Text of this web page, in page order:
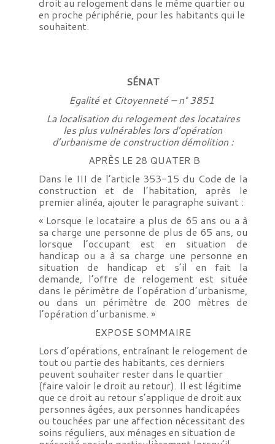
en proche périphérie, pour les habitants qui le
souhaitent.
SÉNAT
Egalité et Citoyenneté – n° 3851
La localisation du relogement des locataires
les plus vulnérables lors d’opération
d’urbanisme de construction démolition :
APRÈS LE 28 QUATER B
Dans le III de l’article 353-15 du Code de la
construction et de l’habitation, après le
premier alinéa, ajouter le paragraphe suivant :
« Lorsque le locataire a plus de 65 ans ou a à
sa charge une personne de plus de 65 ans, ou
lorsque l’occupant est en situation de
handicap ou a à sa charge une personne en
situation de handicap et s’il en fait la
demande, l’offre de relogement est située
dans le périmètre de l’opération d’urbanisme,
ou dans un périmètre de 200 mètres de
l’opération d’urbanisme. »
EXPOSE SOMMAIRE
Lors d’opérations, entraînant le relogement de
tout ou partie des habitants, ces derniers
peuvent souhaiter rester dans le quartier
(faire valoir le droit au retour). Il est légitime
que ce droit au retour s’applique de droit aux
personnes âgées, aux personnes handicapées
ou touchées par une affection nécessitant des
soins réguliers, aux ménages en situation de